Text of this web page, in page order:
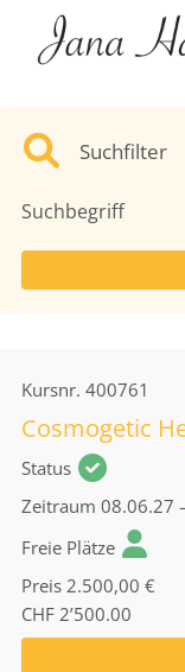
Suchfilter
Suchbegriff
Kursnr. 400761
Cosmogetic
Status
Zeitraum 08.06.27
Freie Plätze
Preis 2.500,00 €
CHF 2’500.00